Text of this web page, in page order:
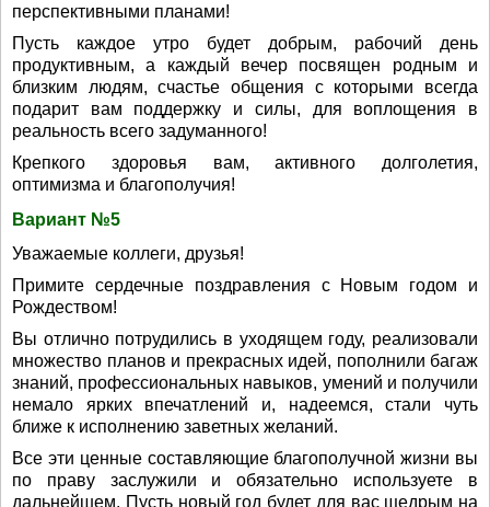
перспективными планами!
Пусть каждое утро будет добрым, рабочий день
продуктивным, а каждый вечер посвящен родным и
близким людям, счастье общения с которыми всегда
подарит вам поддержку и силы, для воплощения в
реальность всего задуманного!
Крепкого здоровья вам, активного долголетия,
оптимизма и благополучия!
Вариант №5
Уважаемые коллеги, друзья!
Примите сердечные поздравления с Новым годом и
Рождеством!
Вы отлично потрудились в уходящем году, реализовали
множество планов и прекрасных идей, пополнили багаж
знаний, профессиональных навыков, умений и получили
немало ярких впечатлений и, надеемся, стали чуть
ближе к исполнению заветных желаний.
Все эти ценные составляющие благополучной жизни вы
по праву заслужили и обязательно используете в
дальнейшем. Пусть новый год будет для вас щедрым на